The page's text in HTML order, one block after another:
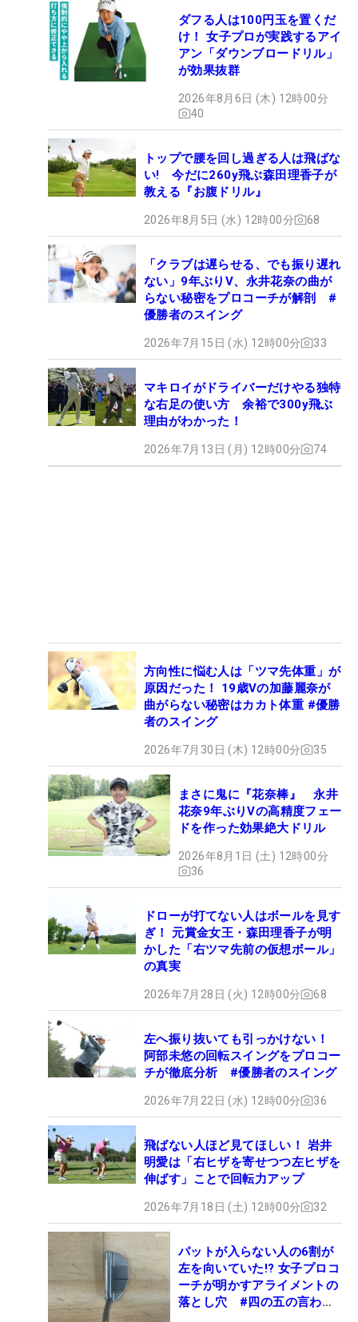
ダフる人は100円玉を置くだ
け！ 女子プロが実践するアイ
アン「ダウンブロードリル」
が効果抜群
2026年8月6日 (木) 12時00分
40
トップで腰を回し過ぎる人は飛ばな
い! 今だに260y飛ぶ森田理香子が
教える『お腹ドリル』
2026年8月5日 (水) 12時00分 68
「クラブは遅らせる、でも振り遅れ
ない」9年ぶりV、永井花奈の曲が
らない秘密をプロコーチが解剖 #
優勝者のスイング
2026年7月15日 (水) 12時00分 33
マキロイがドライバーだけやる独特
な右足の使い方 余裕で300y飛ぶ
理由がわかった！
2026年7月13日 (月) 12時00分 74
方向性に悩む人は「ツマ先体重」が
原因だった！ 19歳Vの加藤麗奈が
曲がらない秘密はカカト体重 #優勝
者のスイング
2026年7月30日 (木) 12時00分 35
まさに鬼に『花奈棒』 永井
花奈9年ぶりVの高精度フェー
ドを作った効果絶大ドリル
2026年8月1日 (土) 12時00分
36
ドローが打てない人はボールを見す
ぎ！ 元賞金女王・森田理香子が明
かした「右ツマ先前の仮想ボール」
の真実
2026年7月28日 (火) 12時00分 68
左へ振り抜いても引っかけない！
阿部未悠の回転スイングをプロコー
チが徹底分析 #優勝者のスイング
2026年7月22日 (水) 12時00分 36
飛ばない人ほど見てほしい！ 岩井
明愛は「右ヒザを寄せつつ左ヒザを
伸ばす」ことで回転力アップ
2026年7月18日 (土) 12時00分 32
パットが入らない人の6割が
左を向いていた!? 女子プロコ
ーチが明かすアライメントの
落とし穴 #四の五の言わず